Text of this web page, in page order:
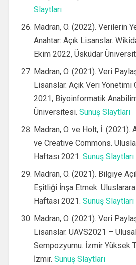
Slaytları
Madran, O. (2022). Verilerin
Anahtar: Açık Lisanslar.
Ekim 2022, Üsküdar
Madran, O. (2021). Veri
Lisanslar. Açık Veri Yönetimi
2021, Biyoinformatik
Üniversitesi. Sunuş Slaytları
Madran, O. ve Holt, İ. (2021).
ve Creative Commons.
Haftası 2021. Sunuş Slaytları
Madran, O. (2021). Bilgiye
Eşitliği İnşa Etmek.
Haftası 2021. Sunuş Slaytları
Madran, O. (2021). Veri
Lisanslar. UAVS2021 –
Sempozyumu. İzmir Yüksek
İzmir. Sunuş Slaytları